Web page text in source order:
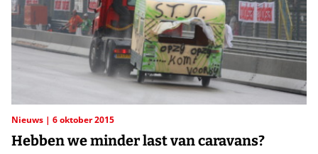
Nieuws 6 oktober 2015
Hebben we minder last van caravans?